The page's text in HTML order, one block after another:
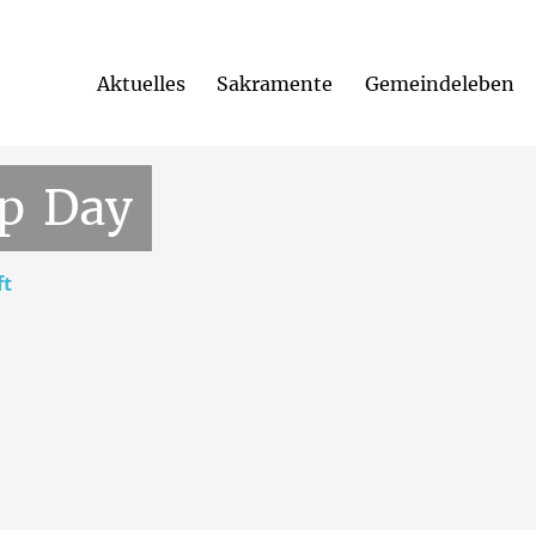
Aktuelles Sakramente Gemeindeleben
St. Pius-Kirche,Landsberger Str. 2, 59557Lippstadt
Day